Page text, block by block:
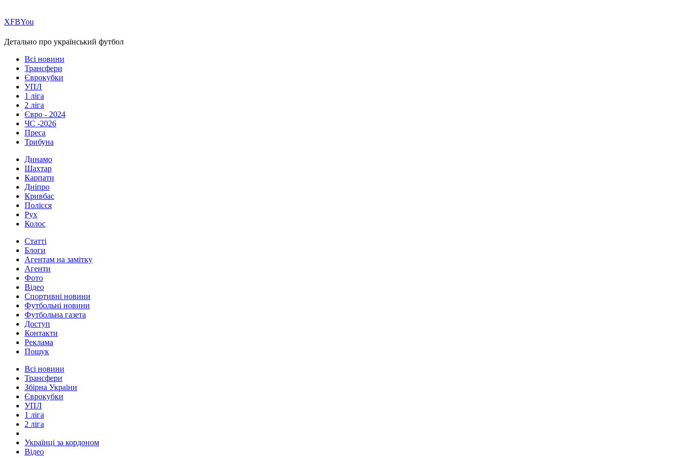
ХFBYou
Детально про український футбол
Всі новини
Трансфери
Єврокубки
УПЛ
1 ліга
2 ліга
Євро - 2024
ЧС -2026
Преса
Трибуна
Динамо
Шахтар
Карпати
Дніпро
Кривбас
Полісся
Рух
Колос
Статті
Блоги
Агентам на замітку
Агенти
Фото
Відео
Спортивні новини
Футбольні новини
Футбольна газета
Доступ
Контакти
Реклама
Пошук
Всі новини
Трансфери
Збірна України
Єврокубки
УПЛ
1 ліга
2 ліга
Українці за кордоном
Відео